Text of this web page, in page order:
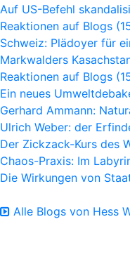
Auf US-Befehl
Reaktionen auf Blogs
Schweiz: Plädoyer für
Markwalders
Reaktionen auf Blogs
Ein neues
Gerhard Ammann:
Ulrich Weber: der
Der Zickzack-Kurs des
Chaos-Praxis: Im
Die Wirkungen von
Alle Blogs von Hess